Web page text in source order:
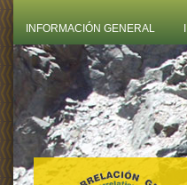
INFORMACIÓN GENERAL